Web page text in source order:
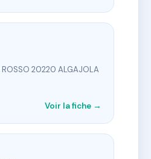
ROSSO 20220 ALGAJOLA
Voir la fiche →